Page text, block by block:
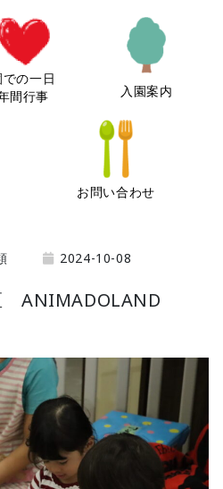
での一日
間行事
入園案内
お問い合わせ
2024-10-08
ANIMADOLAND